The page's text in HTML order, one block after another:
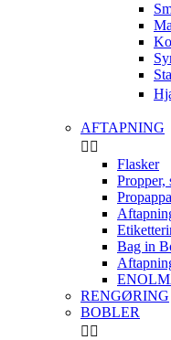
AFTAPNING
 
Flasker
Propper,
Bag in
RENGØRING
BOBLER
 